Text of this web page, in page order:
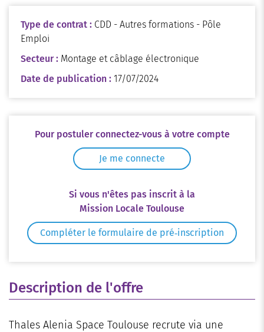
Description de l'offre
Thales Alenia Space Toulouse recrute via une
Type de contrat : CDD - Autres formations - Pôle
Emploi
Secteur : Montage et câblage électronique
Date de publication : 17/07/2024
Pour postuler connectez-vous à votre compte
Je me connecte
Si vous n'êtes pas inscrit à la
Mission Locale Toulouse
Compléter le formulaire de pré‑inscription